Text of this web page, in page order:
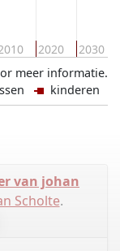
2020 2030
meer informatie.
kinderen
van johan
Scholte.